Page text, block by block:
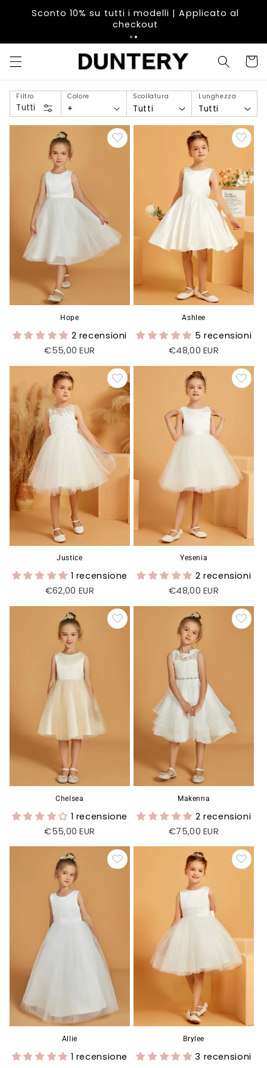
Sconto 10% su tutti i modelli | Applicato al
checkout
Filtro
Tutti
Colore
+
Scollatura
Tutti
Lunghezza
Tutti
Hope
2 recensioni
Prezzo
listino
€55,00 EUR
Ashlee
5 recensioni
Prezzo
listino
€48,00 EUR
Justice
1 recensione
Prezzo
listino
€62,00 EUR
Yesenia
2 recensioni
Prezzo
listino
€48,00 EUR
Chelsea
1 recensione
Prezzo
listino
€55,00 EUR
Makenna
2 recensioni
Prezzo
listino
€75,00 EUR
Allie
1 recensione
Brylee
3 recensioni